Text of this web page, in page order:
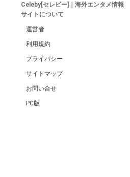
Celeby[セレビー]｜海外エンタメ情報
サイトについて
運営者
利用規約
プライバシー
サイトマップ
お問い合せ
PC版